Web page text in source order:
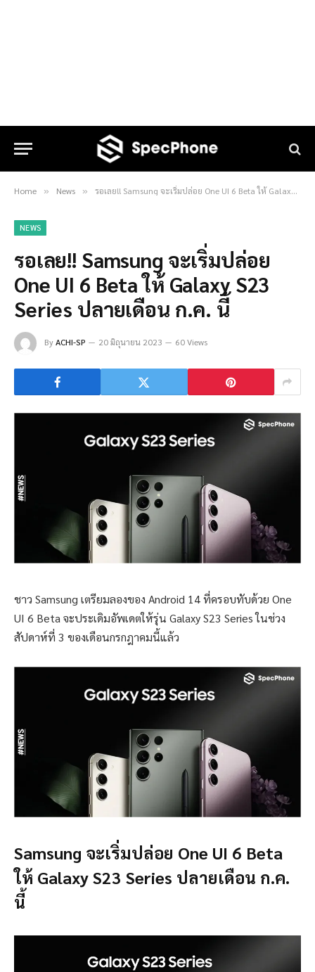
Home » News » รอเลย!! Samsung จะเริ่มปล่อย One UI 6 Beta ให้ Galaxy S23 Series ปลายเดือน ก.ค. นี้
NEWS
รอเลย!! Samsung จะเริ่มปล่อย
One UI 6 Beta ให้ Galaxy S23
Series ปลายเดือน ก.ค. นี้
ByACHI-SP 20 มิถุนายน 2023 60 Views
ชาว Samsung เตรียมลองของ Android 14 ที่ครอบทับด้วย One
UI 6 Beta จะประเดิมอัพเดตให้รุ่น Galaxy S23 Series ในช่วง
สัปดาห์ที่ 3 ของเดือนกรกฎาคมนี้แล้ว
Samsung จะเริ่มปล่อย One UI 6 Beta
ให้ Galaxy S23 Series ปลายเดือน ก.ค.
นี้